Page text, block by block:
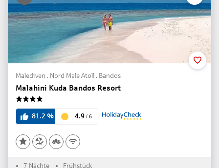
Malediven . Nord Male Atoll . Bandos
Malahini Kuda Bandos Resort
81.2 % 4.9 / 6
7 Nächte
Frühstück